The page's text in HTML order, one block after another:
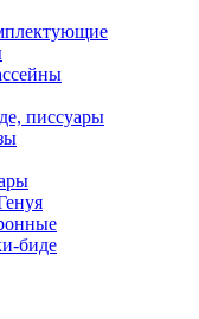
писсуары
биде